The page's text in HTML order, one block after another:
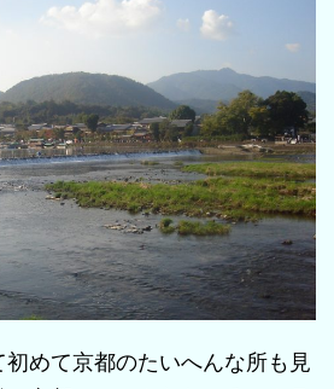
めて京都のたいへんな所も見